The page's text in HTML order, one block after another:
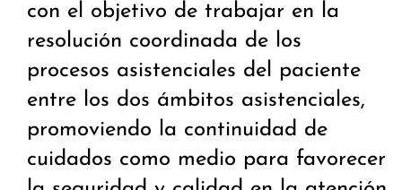
con el objetivo de trabajar en la
resolución coordinada de los
procesos asistenciales del paciente
entre los dos ámbitos asistenciales,
promoviendo la continuidad de
cuidados como medio para favorecer